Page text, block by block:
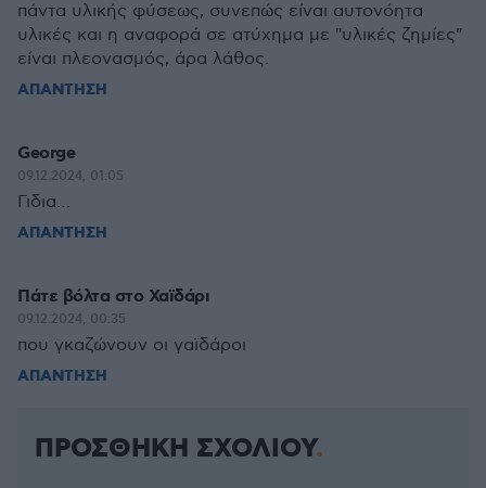
πάντα υλικής φύσεως, συνεπώς είναι αυτονόητα
υλικές και η αναφορά σε ατύχημα με "υλικές ζημίες"
είναι πλεονασμός, άρα λάθος.
ΑΠΑΝΤΗΣΗ
George
09.12.2024, 01:05
Γιδια…
ΑΠΑΝΤΗΣΗ
Πάτε βόλτα στο Χαϊδάρι
09.12.2024, 00:35
που γκαζώνουν οι γαϊδάροι
ΑΠΑΝΤΗΣΗ
ΠΡΟΣΘΗΚΗ ΣΧΟΛΙΟΥ